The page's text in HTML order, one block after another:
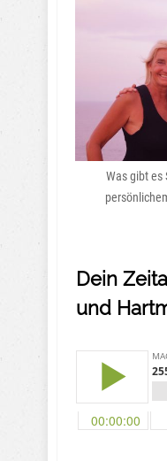
Was gibt es
Dein
und